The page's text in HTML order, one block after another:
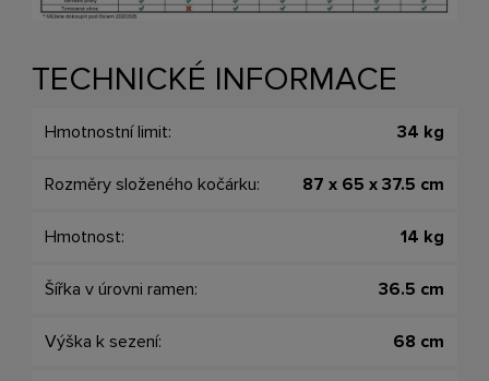
TECHNICKÉ INFORMACE
Hmotnostní limit: 34 kg
Rozměry složeného kočárku: 87 x 65 x 37.5 cm
Hmotnost: 14 kg
Šířka v úrovni ramen: 36.5 cm
Výška k sezení: 68 cm